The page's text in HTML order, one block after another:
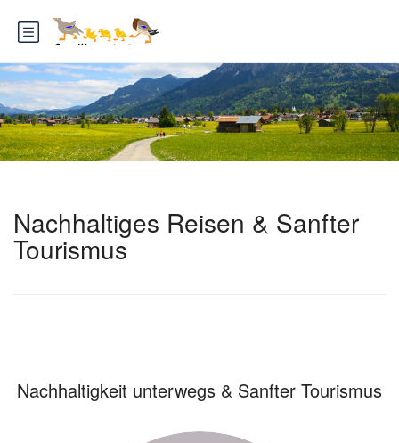
Nachhaltiges Reisen & Sanfter
Tourismus
Nachhaltigkeit unterwegs & Sanfter Tourismus